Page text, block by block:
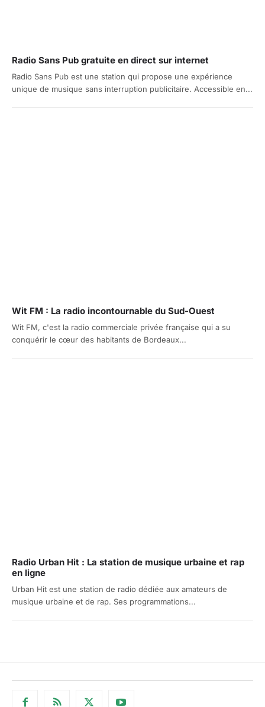
Radio Sans Pub gratuite en direct sur internet
Radio Sans Pub est une station qui propose une expérience
unique de musique sans interruption publicitaire. Accessible en...
Wit FM : La radio incontournable du Sud-Ouest
Wit FM, c'est la radio commerciale privée française qui a su
conquérir le cœur des habitants de Bordeaux...
Radio Urban Hit : La station de musique urbaine et rap
en ligne
Urban Hit est une station de radio dédiée aux amateurs de
musique urbaine et de rap. Ses programmations...